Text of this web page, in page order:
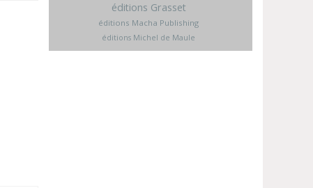
éditions Grasset
éditions Macha Publishing
éditions Michel de Maule